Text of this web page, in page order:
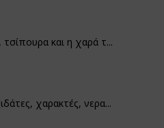
τσίπουρα και η χαρά τ...
χαρακτές, νερα...